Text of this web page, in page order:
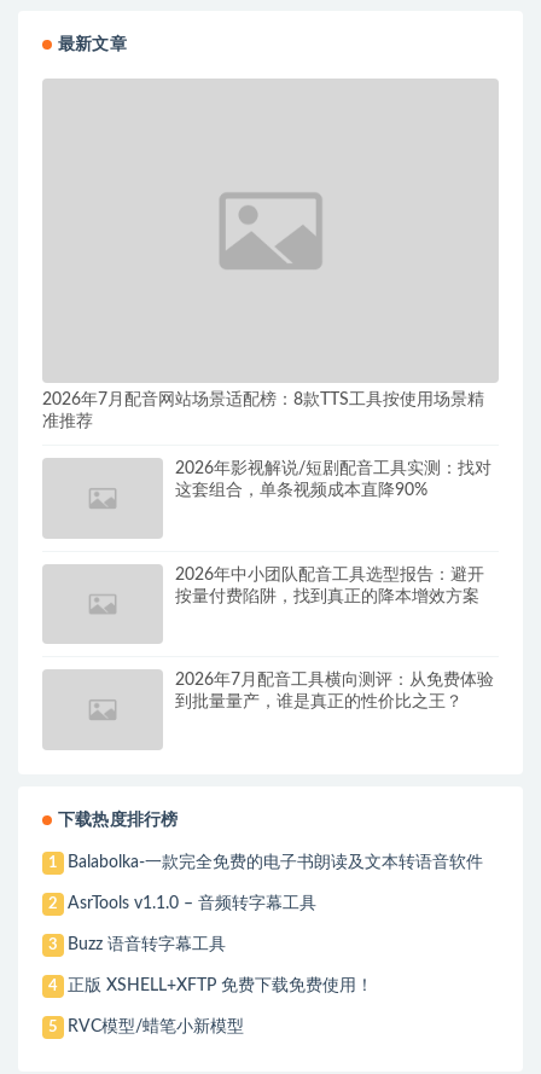
最新文章
2026年7月配音网站场景适配榜：8款TTS工具按使用场景精
准推荐
2026年影视解说/短剧配音工具实测：找对
这套组合，单条视频成本直降90%
2026年中小团队配音工具选型报告：避开
按量付费陷阱，找到真正的降本增效方案
2026年7月配音工具横向测评：从免费体验
到批量量产，谁是真正的性价比之王？
下载热度排行榜
1 Balabolka-一款完全免费的电子书朗读及文本转语音软件
2 AsrTools v1.1.0 – 音频转字幕工具
3 Buzz 语音转字幕工具
4 正版 XSHELL+XFTP 免费下载免费使用！
5 RVC模型/蜡笔小新模型